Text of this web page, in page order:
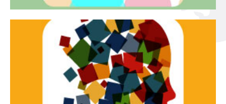
Tracce Dinamiche è una rassegna di teatro
d’innovazione e sperimentale.
Continua